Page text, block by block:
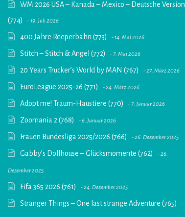
WM 2026 USA – Kanada – Mexico – Deutsche Version
(774)
19. Juli 2026
400 Jahre Reeperbahn (773) 14. Mai 2026
Stitch – Stitch & Angel (772) 7. Mai 2026
20 Years Trucker’s World by MAN (767) 27. März 2026
EuroLeague 2025-26 (771) 24. März 2026
Adopt me! Traum-Haustiere (770) 7. Januar 2026
Zoomania 2 (768) 6. Januar 2026
Frauen Bundesliga 2025/2026 (766) 26. Dezember 2025
Gabby’s Dollhouse – Glücksmomente (762) 26.
Dezember 2025
Fifa 365 2026 (761) 24. Dezember 2025
Stranger Things – One last strange Adventure (765)